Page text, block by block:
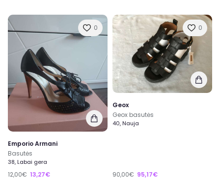
0
Emporio Armani
Basutės
38, Labai gera
12,00€ 13,27€
0
Geox
Geox basutės
40, Nauja
90,00€ 95,17€